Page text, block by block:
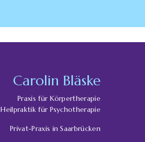
Carolin Bläske
Praxis für Körpertherapie
Heilpraktik für Psychotherapie
Privat-Praxis in Saarbrücken